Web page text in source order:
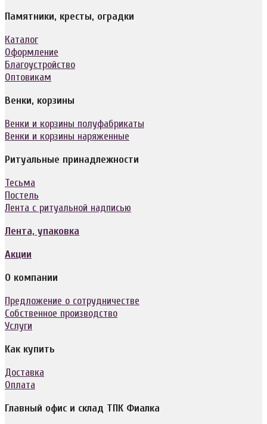
Памятники, кресты, оградки
Каталог
Оформление
Благоустройство
Оптовикам
Венки, корзины
Венки и корзины полуфабрикаты
Венки и корзины наряженные
Ритуальные принадлежности
Тесьма
Постель
Лента с ритуальной надписью
Лента, упаковка
Акции
О компании
Предложение о сотрудничестве
Собственное производство
Услуги
Как купить
Доставка
Оплата
Главный офис и склад ТПК Фиалка